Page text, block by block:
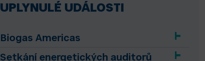
UPLYNULÉ UDÁLOSTI
Biogas Americas
Setkání energetických auditorů